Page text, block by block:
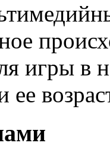
игры в